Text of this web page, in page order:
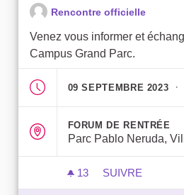
Rencontre officielle
Venez vous informer et
Campus Grand Parc.
09 SEPTEMBRE 2023
FORUM DE RENTRÉE
Parc Pablo Neruda,
13 13 ABONNÉS
SUIVRE